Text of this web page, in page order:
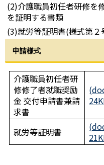
(2)介護職員初任者研修を
を証明する書類
(3)就労等証明書(様式第２
申請様式
介護職員初任者研
修修了者就職奨励
金 交付申請書兼請
求書
就労等証明書